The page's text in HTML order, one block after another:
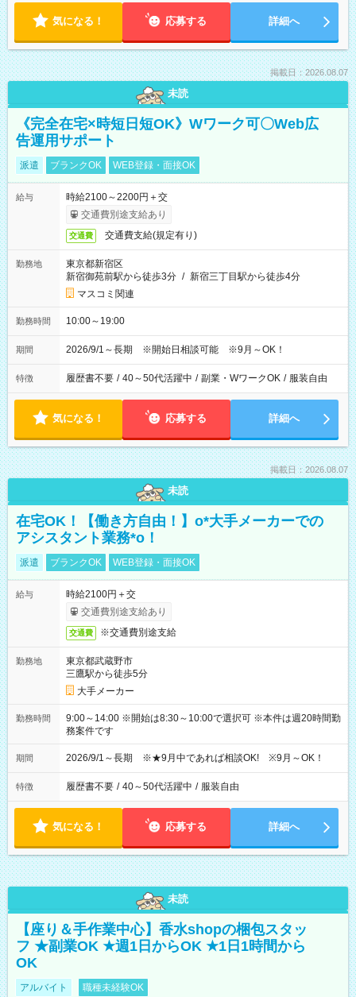
気になる！ 応募する 詳細へ
掲載日：2026.08.07
未読
《完全在宅×時短日短OK》Wワーク可〇Web広
告運用サポート
派遣 ブランクOK WEB登録・面接OK
給与
時給2100～2200円＋交
交通費別途支給あり
交通費 交通費支給(規定有り)
勤務地
東京都新宿区
新宿御苑前駅から徒歩3分 / 新宿三丁目駅から徒歩4分
マスコミ関連
勤務時間 10:00～19:00
期間 2026/9/1～長期 ※開始日相談可能 ※9月～OK！
特徴 履歴書不要 / 40～50代活躍中 / 副業・WワークOK / 服装自由
気になる！ 応募する 詳細へ
掲載日：2026.08.07
未読
在宅OK！【働き方自由！】o*大手メーカーでの
アシスタント業務*o！
派遣 ブランクOK WEB登録・面接OK
給与
時給2100円＋交
交通費別途支給あり
交通費 ※交通費別途支給
勤務地
東京都武蔵野市
三鷹駅から徒歩5分
大手メーカー
勤務時間
9:00～14:00 ※開始は8:30～10:00で選択可 ※本件は週20時間勤
務案件です
期間 2026/9/1～長期 ※★9月中であれば相談OK! ※9月～OK！
特徴 履歴書不要 / 40～50代活躍中 / 服装自由
気になる！ 応募する 詳細へ
未読
【座り＆手作業中心】香水shopの梱包スタッ
フ ★副業OK ★週1日からOK ★1日1時間から
OK
アルバイト 職種未経験OK